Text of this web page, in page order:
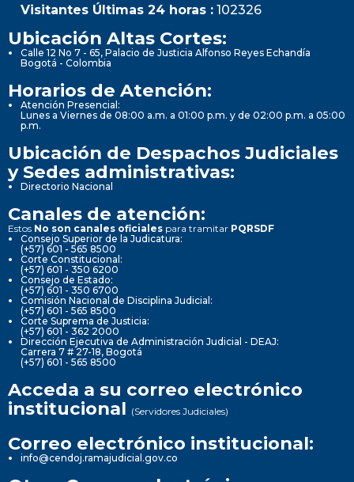
Visitantes Últimas 24 horas : 102326
Ubicación Altas Cortes:
Calle 12 No 7 - 65, Palacio de Justicia Alfonso Reyes Echandía
Bogotá - Colombia
Horarios de Atención:
Atención Presencial:
Lunes a Viernes de 08:00 a.m. a 01:00 p.m. y de 02:00 p.m. a 05:00
p.m.
Ubicación de Despachos Judiciales
y Sedes administrativas:
Directorio Nacional
Canales de atención:
Estos No son canales oficiales para tramitar PQRSDF
Consejo Superior de la Judicatura:
(+57) 601 - 565 8500
Corte Constitucional:
(+57) 601 - 350 6200
Consejo de Estado:
(+57) 601 - 350 6700
Comisión Nacional de Disciplina Judicial:
(+57) 601 - 565 8500
Corte Suprema de Justicia:
(+57) 601 - 362 2000
Dirección Ejecutiva de Administración Judicial - DEAJ:
Carrera 7 # 27-18, Bogotá
(+57) 601 - 565 8500
Acceda a su correo electrónico
institucional (Servidores Judiciales)
Correo electrónico institucional:
info@cendoj.ramajudicial.gov.co